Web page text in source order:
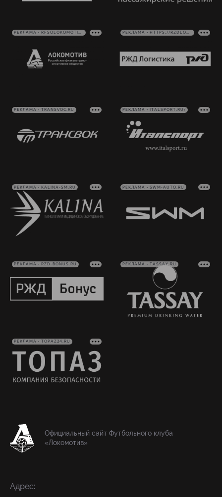
РЕКЛАМА • RFSOLOKOMOTIV.RU РЕКЛАМА • HTTPS://RZDLOG.RU/
РЕКЛАМА • TRANSVOC.RU РЕКЛАМА • ITALSPORT.RU/
РЕКЛАМА • KALINA-SM.RU РЕКЛАМА • SWM-AUTO.RU
РЕКЛАМА • RZD-BONUS.RU РЕКЛАМА • TASSAY.RU
РЕКЛАМА • TOPAZ24.RU
Официальный сайт Футбольного клуба
«Локомотив»
Адрес: